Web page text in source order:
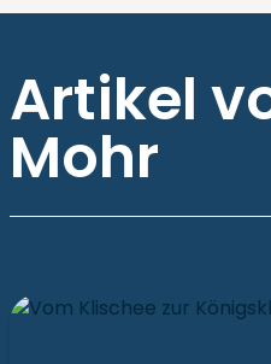
Artikel
Mohr